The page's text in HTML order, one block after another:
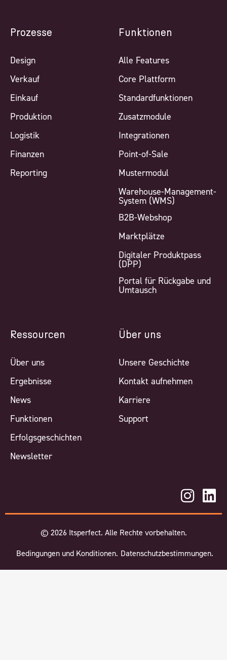
Prozesse
Design
Verkauf
Einkauf
Produktion
Logistik
Finanzen
Reporting
Funktionen
Alle Features
Core Plattform
Standardfunktionen
Zusatzmodule
Integrationen
Point-of-Sale
Mustermodul
Warehouse-Management-
System (WMS)
B2B-Webshop
Marktplätze
Digitaler Produktpass
(DPP)
Portal für Rückgabe und
Umtausch
Ressourcen
Über uns
Ergebnisse
News
Funktionen
Erfolgsgeschichten
Newsletter
Über uns
Unsere Geschichte
Kontakt aufnehmen
Karriere
Support
© 2026 Itsperfect. Alle Rechte vorbehalten.
Bedingungen und Konditionen. Datenschutzbestimmungen.